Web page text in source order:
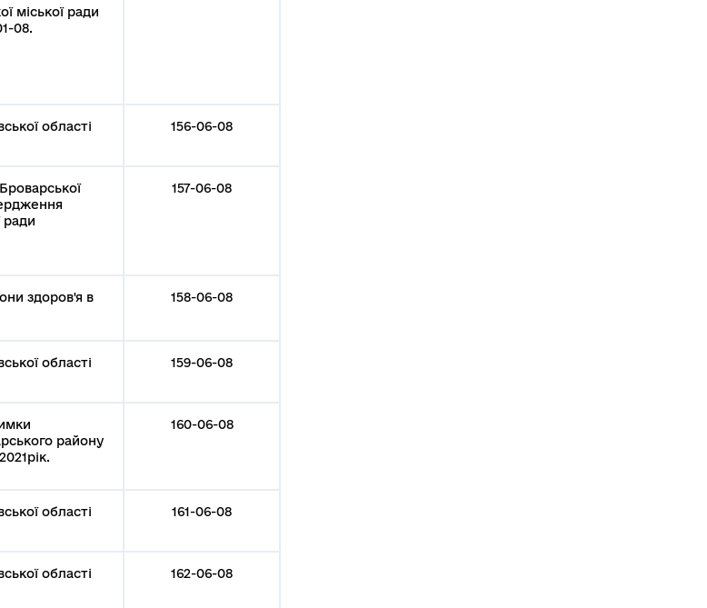
міської ради
08.
області
156-06-08
ради
157-06-08
здоров'я в
158-06-08
області
159-06-08
району
160-06-08
області
161-06-08
області
162-06-08